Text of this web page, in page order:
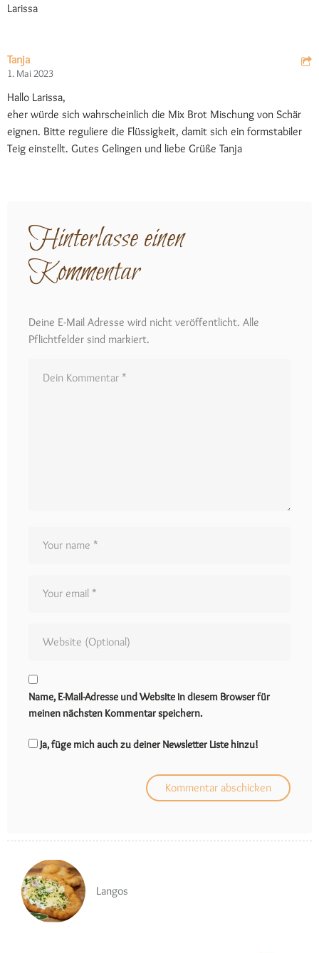
Larissa
Tanja
1. Mai 2023
Hallo Larissa,
eher würde sich wahrscheinlich die Mix Brot Mischung von Schär
eignen. Bitte reguliere die Flüssigkeit, damit sich ein formstabiler
Teig einstellt. Gutes Gelingen und liebe Grüße Tanja
Hinterlasse einen
Kommentar
Deine E-Mail Adresse wird nicht veröffentlicht. Alle
Pflichtfelder sind markiert.
Name, E-Mail-Adresse und Website in diesem Browser für
meinen nächsten Kommentar speichern.
Ja, füge mich auch zu deiner Newsletter Liste hinzu!
Langos